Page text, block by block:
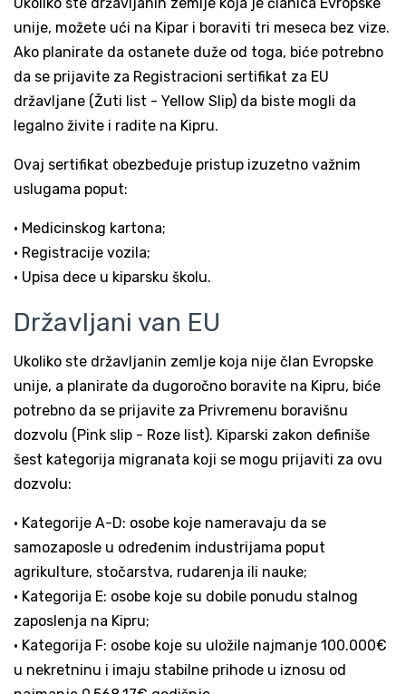
unije, možete ući na Kipar i boraviti tri meseca bez vize.
Ako planirate da ostanete duže od toga, biće potrebno
da se prijavite za Registracioni sertifikat za EU
državljane (Žuti list - Yellow Slip) da biste mogli da
legalno živite i radite na Kipru.
Ovaj sertifikat obezbeđuje pristup izuzetno važnim
uslugama poput:
• Medicinskog kartona;
• Registracije vozila;
• Upisa dece u kiparsku školu.
Državljani van EU
Ukoliko ste državljanin zemlje koja nije član Evropske
unije, a planirate da dugoročno boravite na Kipru, biće
potrebno da se prijavite za Privremenu boravišnu
dozvolu (Pink slip - Roze list). Kiparski zakon definiše
šest kategorija migranata koji se mogu prijaviti za ovu
dozvolu:
• Kategorije A-D: osobe koje nameravaju da se
samozaposle u određenim industrijama poput
agrikulture, stočarstva, rudarenja ili nauke;
• Kategorija E: osobe koje su dobile ponudu stalnog
zaposlenja na Kipru;
• Kategorija F: osobe koje su uložile najmanje 100.000€
u nekretninu i imaju stabilne prihode u iznosu od